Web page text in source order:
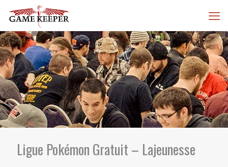
Ligue Pokémon Gratuit – Lajeunesse